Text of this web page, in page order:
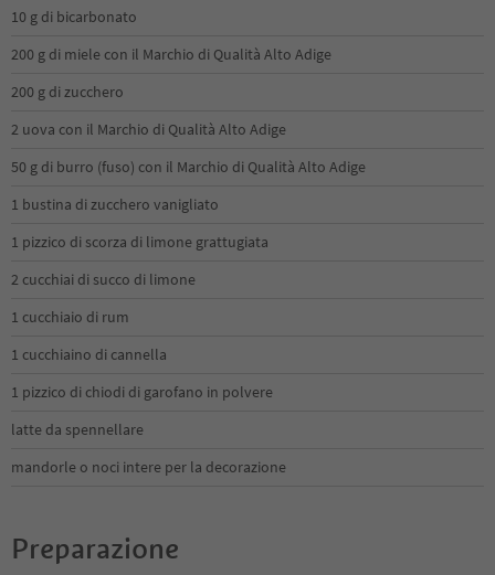
10 g di bicarbonato
200 g di miele con il Marchio di Qualità Alto Adige
200 g di zucchero
2 uova con il Marchio di Qualità Alto Adige
50 g di burro (fuso) con il Marchio di Qualità Alto Adige
1 bustina di zucchero vanigliato
1 pizzico di scorza di limone grattugiata
2 cucchiai di succo di limone
1 cucchiaio di rum
1 cucchiaino di cannella
1 pizzico di chiodi di garofano in polvere
latte da spennellare
mandorle o noci intere per la decorazione
Preparazione